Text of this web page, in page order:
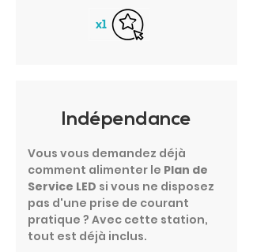
Indépendance
Vous vous demandez déjà
comment alimenter le Plan de
Service LED si vous ne disposez
pas d'une prise de courant
pratique ? Avec cette station,
tout est déjà inclus.